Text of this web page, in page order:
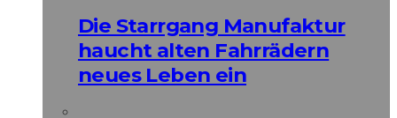
Die Starrgang Manufaktur
haucht alten Fahrrädern
neues Leben ein